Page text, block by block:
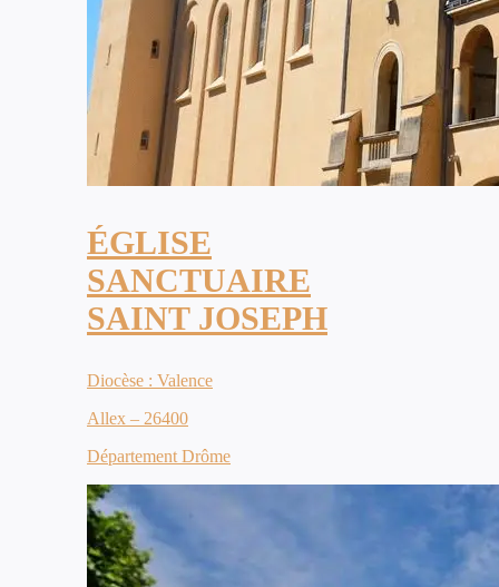
ÉGLISE
SANCTUAIRE
SAINT JOSEPH
Diocèse : Valence
Allex – 26400
Département Drôme